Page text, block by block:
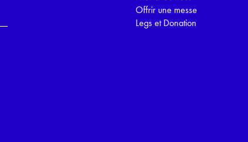
Offrir une messe
Legs et Donation